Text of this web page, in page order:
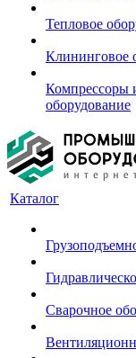
Тепловое
Клининговое
Компрессоры
оборудование
Каталог
Сварочное